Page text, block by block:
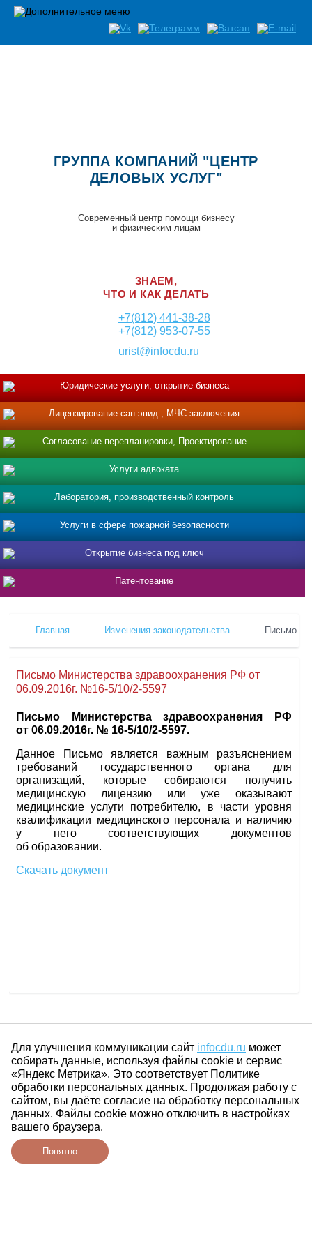
ГРУППА КОМПАНИЙ "ЦЕНТР
ДЕЛОВЫХ УСЛУГ"
Современный центр помощи бизнесу
и физическим лицам
ЗНАЕМ,
ЧТО И КАК ДЕЛАТЬ
+7(812) 441-38-28
+7(812) 953-07-55
urist@infocdu.ru
Юридические услуги, открытие бизнеса
Лицензирование сан-эпид., МЧС заключения
Согласование перепланировки, Проектирование
Услуги адвоката
Лаборатория, производственный контроль
Услуги в сфере пожарной безопасности
Открытие бизнеса под ключ
Патентование
Главная Изменения законодательства Письмо
Письмо Министерства здравоохранения РФ от
06.09.2016г. №16-5/10/2-5597
Письмо Министерства здравоохранения РФ
от 06.09.2016г. № 16-5/10/2-5597.
Данное Письмо является важным разъяснением
требований государственного органа для
организаций, которые собираются получить
медицинскую лицензию или уже оказывают
медицинские услуги потребителю, в части уровня
квалификации медицинского персонала и наличию
у него соответствующих документов
об образовании.
Скачать документ
Для улучшения коммуникации сайт infocdu.ru может
собирать данные, используя файлы cookie и сервис
«Яндекс Метрика». Это соответствует Политике
обработки персональных данных. Продолжая работу с
сайтом, вы даёте согласие на обработку персональных
данных. Файлы cookie можно отключить в настройках
вашего браузера.
Понятно